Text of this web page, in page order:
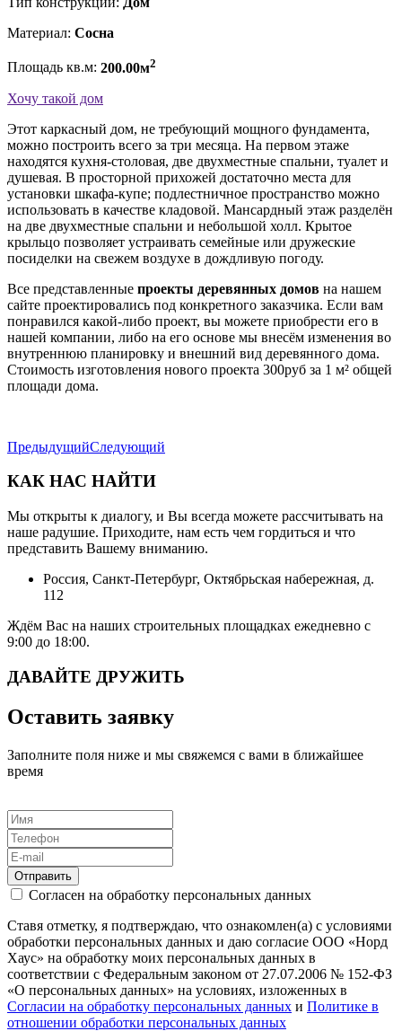
Материал: Сосна
Площадь кв.м: 200.00м2
Хочу такой дом
Этот каркасный дом, не требующий мощного фундамента,
можно построить всего за три месяца. На первом этаже
находятся кухня-столовая, две двухместные спальни, туалет и
душевая. В просторной прихожей достаточно места для
установки шкафа-купе; подлестничное пространство можно
использовать в качестве кладовой. Мансардный этаж разделён
на две двухместные спальни и небольшой холл. Крытое
крыльцо позволяет устраивать семейные или дружеские
посиделки на свежем воздухе в дождливую погоду.
Все представленные проекты деревянных домов на нашем
сайте проектировались под конкретного заказчика. Если вам
понравился какой-либо проект, вы можете приобрести его в
нашей компании, либо на его основе мы внесём изменения во
внутреннюю планировку и внешний вид деревянного дома.
Стоимость изготовления нового проекта 300руб за 1 м² общей
площади дома.
ПредыдущийСледующий
КАК НАС НАЙТИ
Мы открыты к диалогу, и Вы всегда можете рассчитывать на
наше радушие. Приходите, нам есть чем гордиться и что
представить Вашему вниманию.
Россия, Санкт-Петербург, Октябрьская набережная, д.
112
Ждём Вас на наших строительных площадках ежедневно с
9:00 до 18:00.
ДАВАЙТЕ ДРУЖИТЬ
Оставить заявку
Заполните поля ниже и мы свяжемся с вами в ближайшее
время
Отправить
Согласен на обработку персональных данных
Ставя отметку, я подтверждаю, что ознакомлен(а) с условиями
обработки персональных данных и даю согласие ООО «Норд
Хаус» на обработку моих персональных данных в
соответствии с Федеральным законом от 27.07.2006 № 152-ФЗ
«О персональных данных» на условиях, изложенных в
Согласии на обработку персональных данных и Политике в
отношении обработки персональных данных